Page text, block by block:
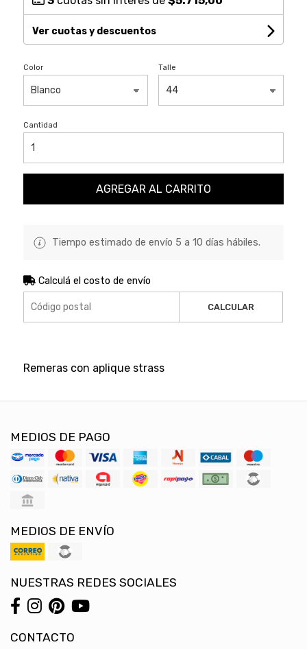
Ver cuotas y descuentos
Color Talle
Cantidad
AGREGAR AL CARRITO
Tiempo estimado de envío 5 a 10 días hábiles.
Calculá el costo de envío
CALCULAR
Remeras con aplique strass
MEDIOS DE PAGO
MEDIOS DE ENVÍO
NUESTRAS REDES SOCIALES
CONTACTO